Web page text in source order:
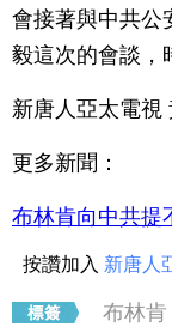
會接著與中共公
毅這次的會談，
新唐人亞太電視
更多新聞：
布林肯向中共提
按讚加入 新唐人
布林肯